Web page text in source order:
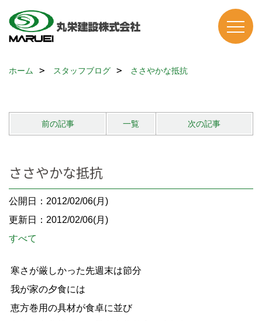
ホーム スタッフブログ ささやかな抵抗
前の記事 一覧 次の記事
ささやかな抵抗
公開日：2012/02/06(月)
更新日：2012/02/06(月)
すべて
寒さが厳しかった先週末は節分
我が家の夕食には
恵方巻用の具材が食卓に並び